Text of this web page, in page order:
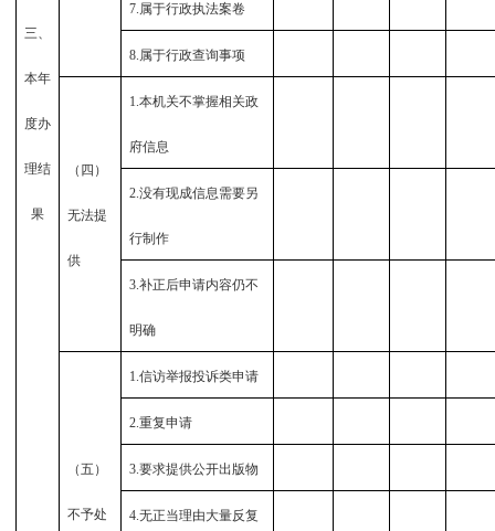
三、
本年
度办
理结
果
7.属于行政执法案卷
8.属于行政查询事项
（四）
无法提
供
1.本机关不掌握相关政
府信息
2.没有现成信息需要另
行制作
3.补正后申请内容仍不
明确
（五）
不予处
1.信访举报投诉类申请
2.重复申请
3.要求提供公开出版物
4.无正当理由大量反复